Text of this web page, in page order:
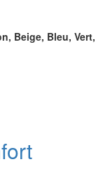
Beige, Bleu, Vert,